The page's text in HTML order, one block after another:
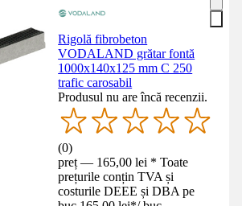
Rigolă fibrobeton
VODALAND grătar fontă
1000x140x125 mm C 250
trafic carosabil
Produsul nu are încă recenzii.
(0)
preț — 165,00 lei * Toate
prețurile conțin TVA și
costurile DEEE și DBA pe